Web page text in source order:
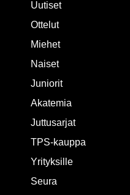
Uutiset
Ottelut
Miehet
Naiset
Juniorit
Akatemia
Juttusarjat
TPS-kauppa
Yrityksille
Seura